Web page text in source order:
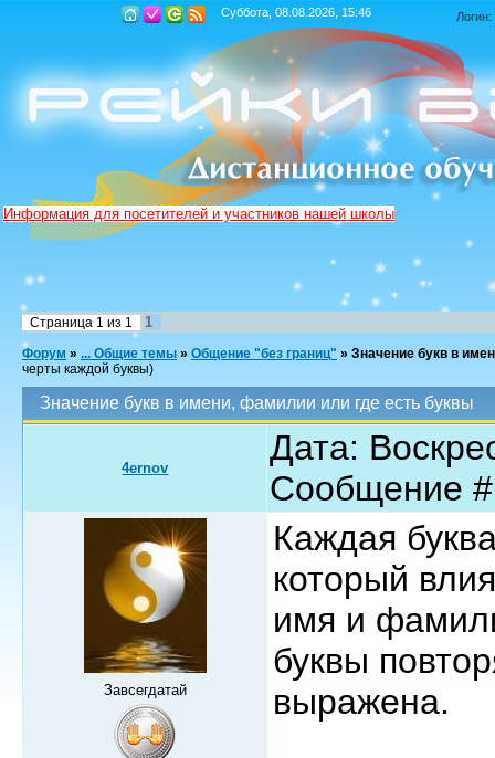
Суббота, 08.08.2026, 15:46 Логин:
Информация для посетителей и участников нашей школы
Страница 1 из 1 1
Форум » ... Общие темы » Общение "без границ" » Значение букв в
черты каждой буквы)
Значение букв в имени, фамилии или где есть буквы
4ernov
Дата:
Сообщение
Завсегдатай
Каждая
который
имя и
буквы
выражена.